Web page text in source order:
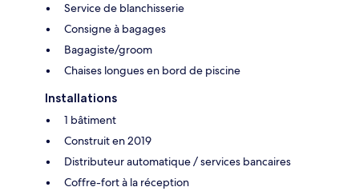
Service de blanchisserie
Consigne à bagages
Bagagiste/groom
Chaises longues en bord de piscine
Installations
1 bâtiment
Construit en 2019
Distributeur automatique / services bancaires
Coffre-fort à la réception